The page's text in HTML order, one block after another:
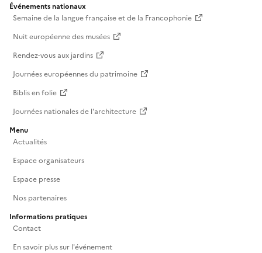
Événements nationaux
Semaine de la langue française et de la Francophonie
Nuit européenne des musées
Rendez-vous aux jardins
Journées européennes du patrimoine
Biblis en folie
Journées nationales de l'architecture
Menu
Actualités
Espace organisateurs
Espace presse
Nos partenaires
Informations pratiques
Contact
En savoir plus sur l'événement